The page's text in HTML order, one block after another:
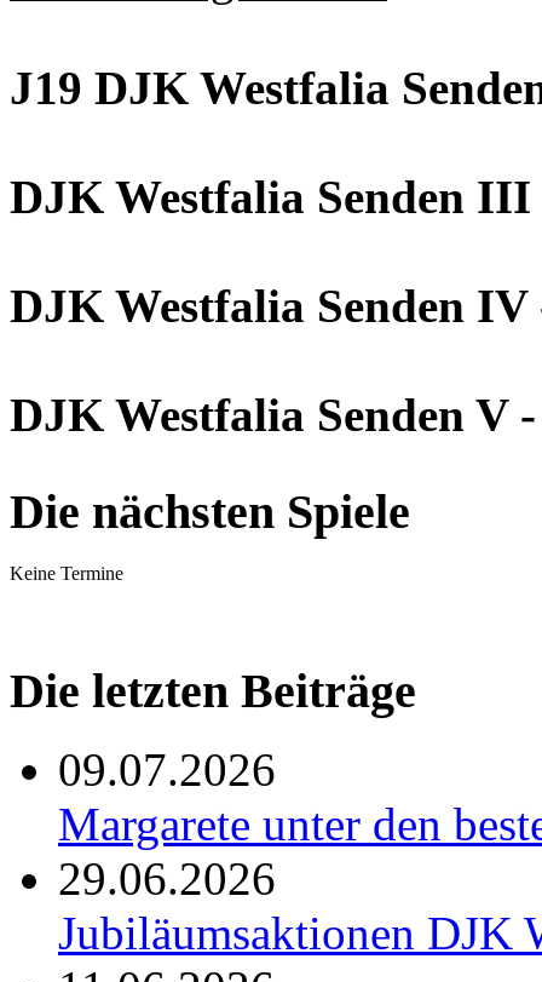
J19 DJK Westfalia
DJK Westfalia Senden
DJK Westfalia Senden
DJK Westfalia Senden V
Die nächsten Spiele
Keine Termine
Die letzten Beiträge
09.07.2026
Margarete unter den
29.06.2026
Jubiläumsaktionen DJK